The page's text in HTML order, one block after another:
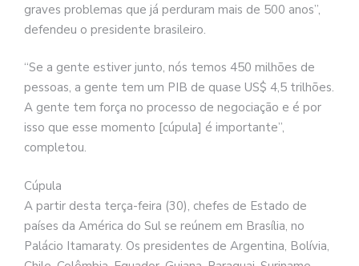
graves problemas que já perduram mais de 500 anos”,
defendeu o presidente brasileiro.
“Se a gente estiver junto, nós temos 450 milhões de
pessoas, a gente tem um PIB de quase US$ 4,5 trilhões.
A gente tem força no processo de negociação e é por
isso que esse momento [cúpula] é importante”,
completou.
Cúpula
A partir desta terça-feira (30), chefes de Estado de
países da América do Sul se reúnem em Brasília, no
Palácio Itamaraty. Os presidentes de Argentina, Bolívia,